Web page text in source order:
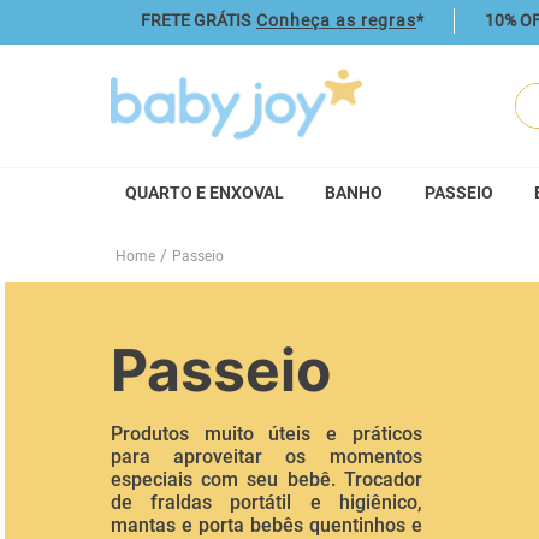
FRETE GRÁTIS Conheça as regras* 10%
O
QUARTO E ENXOVAL BANHO PASSEIO
Passeio
Passeio
Produtos muito úteis e práticos
para aproveitar os momentos
especiais com seu bebê. Trocador
de fraldas portátil e higiênico,
mantas e porta bebês quentinhos e